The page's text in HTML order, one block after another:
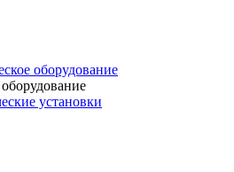
оборудование
установки